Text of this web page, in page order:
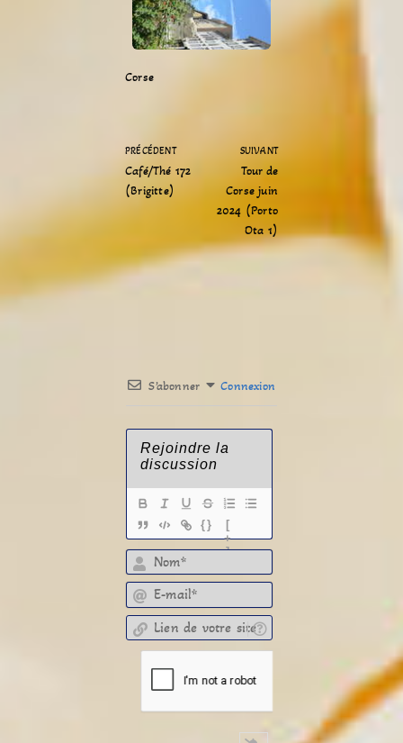
Corse
PRÉCÉDENT
Café/Thé 172
(Brigitte)
SUIVANT
Tour de
Corse juin
2024 (Porto
Ota 1)
S’abonner Connexion
{}
[
+
]